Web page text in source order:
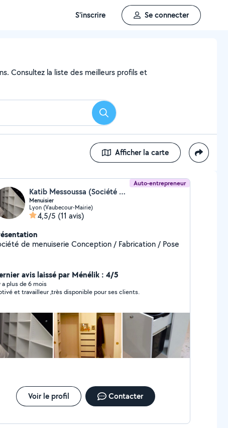
S'inscrire Se connecter
Consultez la liste des meilleurs profils et
Rechercher
Afficher la carte
Auto-entrepreneur
Katib Messoussa (Société MENUISERIE ET AGENCEMENT FR)
Menuisier
Lyon (Vaubecour-Mairie)
4,5/5 (11 avis)
Société de menuiserie Conception / Fabrication / Pose
avis laissé par Ménélik : 4/5
a plus de 6 mois
Motivé et travailleur ,très disponible pour ses clients.
Voir le profil Contacter